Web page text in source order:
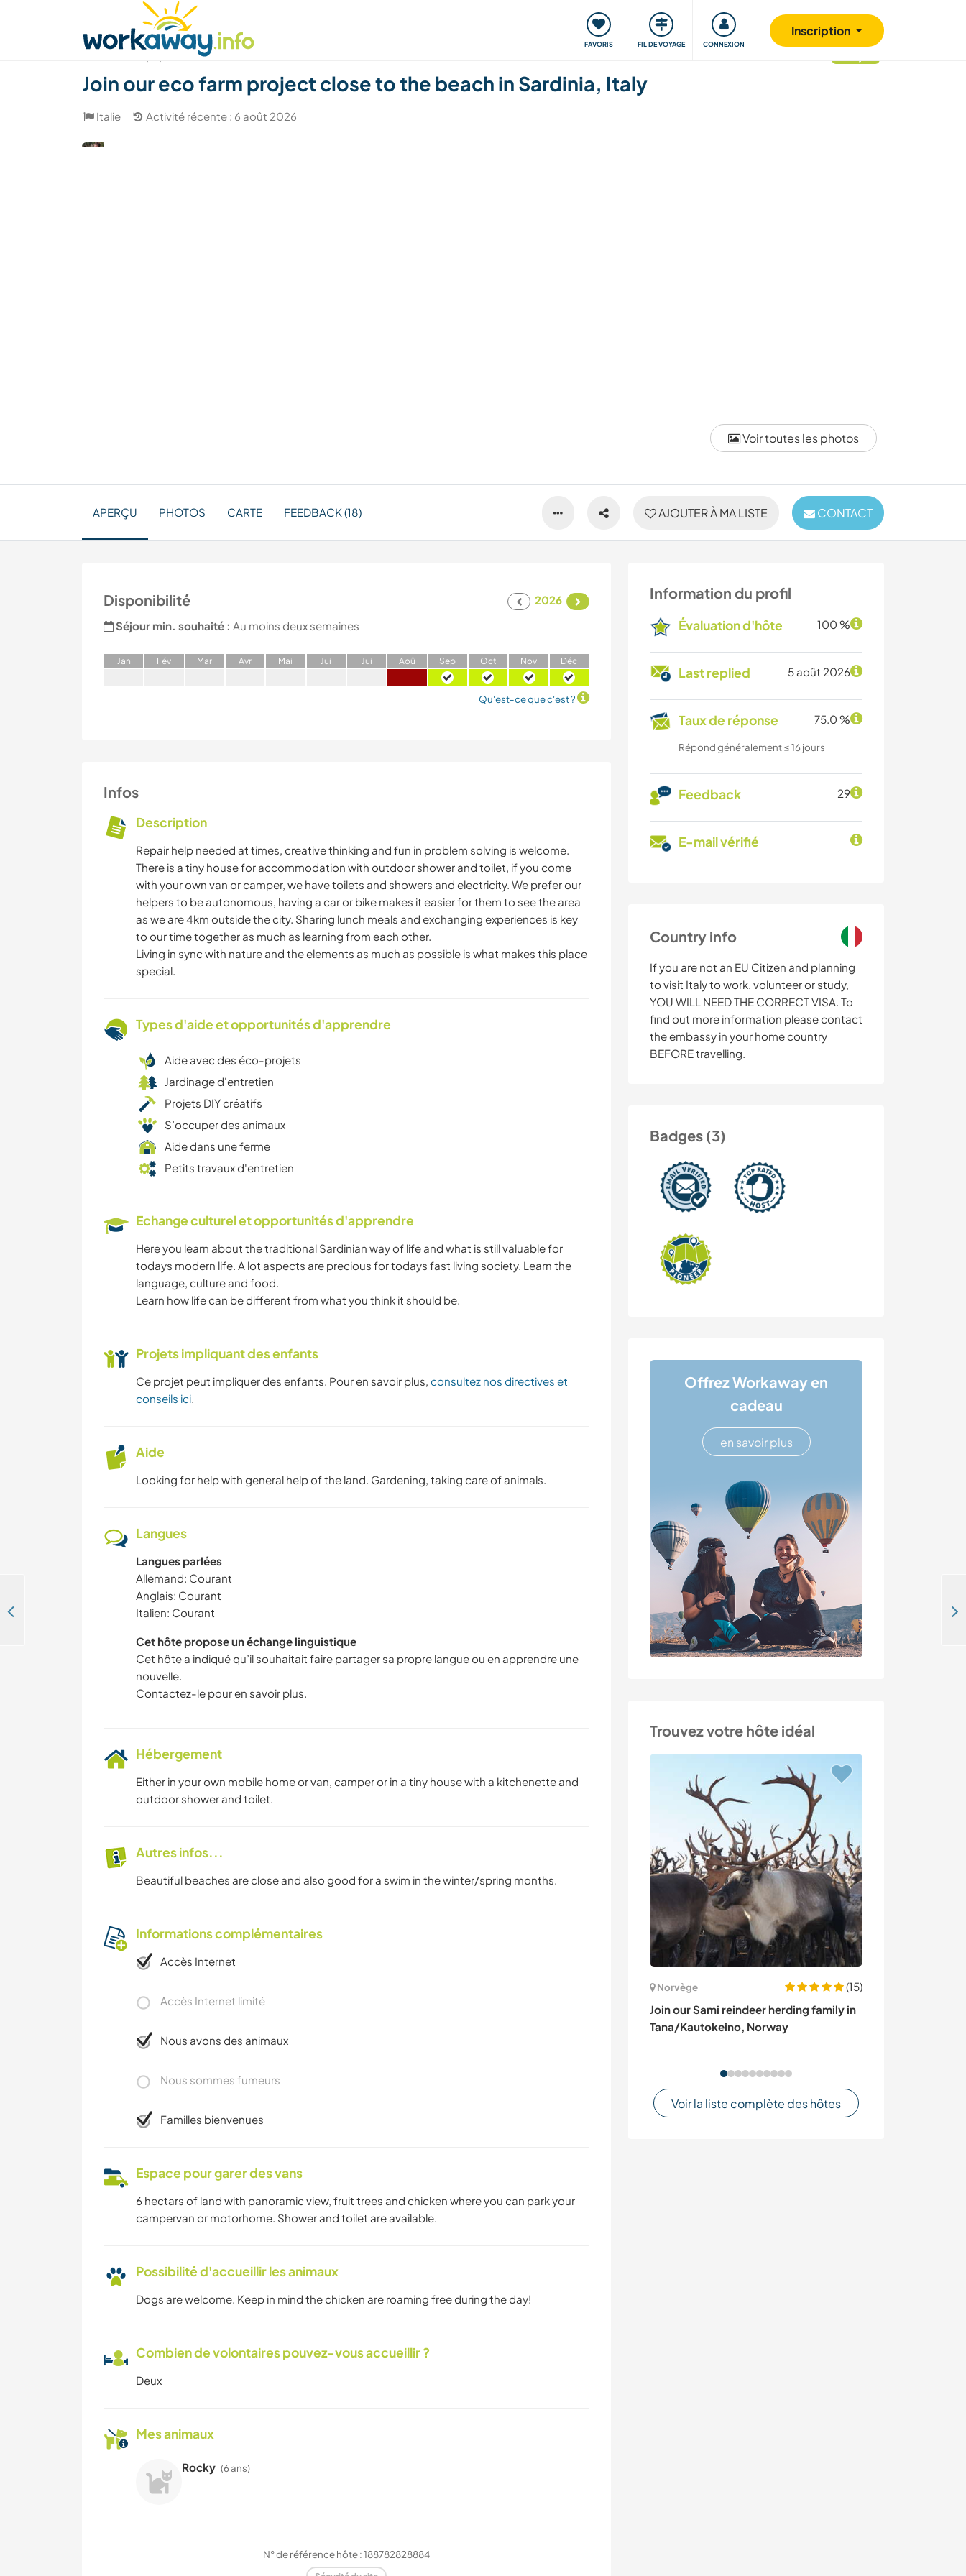
FAVORIS FIL DE VOYAGE CONNEXION
Inscription
Trouver hôte Covoyager Voyager, apprendre Communauté S'impliquer Sécurité
Voir toutes les photos
Join our eco farm project close to the beach in Sardinia, Italy
Italie Activité récente : 6 août 2026
AJOUTER À MA LISTE CONTACT
APERÇU PHOTOS CARTE FEEDBACK (18)
Information du profil
Évaluation d'hôte 100 %
Last replied 5 août 2026
Taux de réponse 75.0 %
Répond généralement ≤ 16 jours
Feedback 29
E-mail vérifié
Country info
If you are not an EU Citizen and planning
to visit Italy to work, volunteer or study,
YOU WILL NEED THE CORRECT VISA. To
find out more information please contact
the embassy in your home country
BEFORE travelling.
Badges (3)
Offrez Workaway en
cadeau
en savoir plus
Trouvez votre hôte idéal
Norvège
(15)
Join our Sami reindeer herding family in
Tana/Kautokeino, Norway
Voir la liste complète des hôtes
Disponibilité
2026
Séjour min. souhaité : Au moins deux semaines
Jan Fév Mar Avr Mai Jui Jui Aoû Sep Oct Nov Déc
Qu'est-ce que c'est ?
Infos
Description
Repair help needed at times, creative thinking and fun in problem solving is welcome.
There is a tiny house for accommodation with outdoor shower and toilet, if you come
with your own van or camper, we have toilets and showers and electricity. We prefer our
helpers to be autonomous, having a car or bike makes it easier for them to see the area
as we are 4km outside the city. Sharing lunch meals and exchanging experiences is key
to our time together as much as learning from each other.
Living in sync with nature and the elements as much as possible is what makes this place
special.
Types d'aide et opportunités d'apprendre
Aide avec des éco-projets
Jardinage d'entretien
Projets DIY créatifs
S’occuper des animaux
Aide dans une ferme
Petits travaux d'entretien
Echange culturel et opportunités d'apprendre
Here you learn about the traditional Sardinian way of life and what is still valuable for
todays modern life. A lot aspects are precious for todays fast living society. Learn the
language, culture and food.
Learn how life can be different from what you think it should be.
Projets impliquant des enfants
Ce projet peut impliquer des enfants. Pour en savoir plus, consultez nos directives et
conseils ici.
Aide
Looking for help with general help of the land. Gardening, taking care of animals.
Langues
Langues parlées
Allemand: Courant
Anglais: Courant
Italien: Courant
Cet hôte propose un échange linguistique
Cet hôte a indiqué qu’il souhaitait faire partager sa propre langue ou en apprendre une
nouvelle.
Contactez-le pour en savoir plus.
Hébergement
Either in your own mobile home or van, camper or in a tiny house with a kitchenette and
outdoor shower and toilet.
Autres infos...
Beautiful beaches are close and also good for a swim in the winter/spring months.
Informations complémentaires
Accès Internet
Accès Internet limité
Nous avons des animaux
Nous sommes fumeurs
Familles bienvenues
Espace pour garer des vans
6 hectars of land with panoramic view, fruit trees and chicken where you can park your
campervan or motorhome. Shower and toilet are available.
Possibilité d'accueillir les animaux
Dogs are welcome. Keep in mind the chicken are roaming free during the day!
Combien de volontaires pouvez-vous accueillir ?
Deux
Mes animaux
Rocky (6 ans)
N° de référence hôte : 188782828884